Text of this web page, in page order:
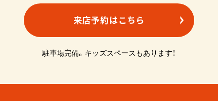
来店予約はこちら
駐車場完備。キッズスペースもあります！